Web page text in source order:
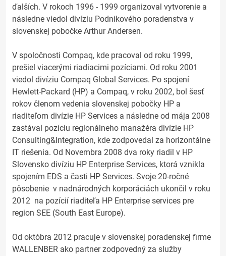
ďalších. V rokoch 1996 - 1999 organizoval vytvorenie a
následne viedol divíziu Podnikového poradenstva v
slovenskej pobočke Arthur Andersen.
V spoločnosti Compaq, kde pracoval od roku 1999,
prešiel viacerými riadiacimi pozíciami. Od roku 2001
viedol divíziu Compaq Global Services. Po spojení
Hewlett-Packard (HP) a Compaq, v roku 2002, bol šesť
rokov členom vedenia slovenskej pobočky HP a
riaditeľom divízie HP Services a následne od mája 2008
zastával pozíciu regionálneho manažéra divízie HP
Consulting&Integration, kde zodpovedal za horizontálne
IT riešenia. Od Novembra 2008 dva roky riadil v HP
Slovensko divíziu HP Enterprise Services, ktorá vznikla
spojením EDS a časti HP Services. Svoje 20-ročné
pôsobenie v nadnárodných korporáciách ukončil v roku
2012 na pozícií riaditeľa HP Enterprise services pre
region SEE (South East Europe).
Od októbra 2012 pracuje v slovenskej poradenskej firme
WALLENBER ako partner zodpovedný za služby